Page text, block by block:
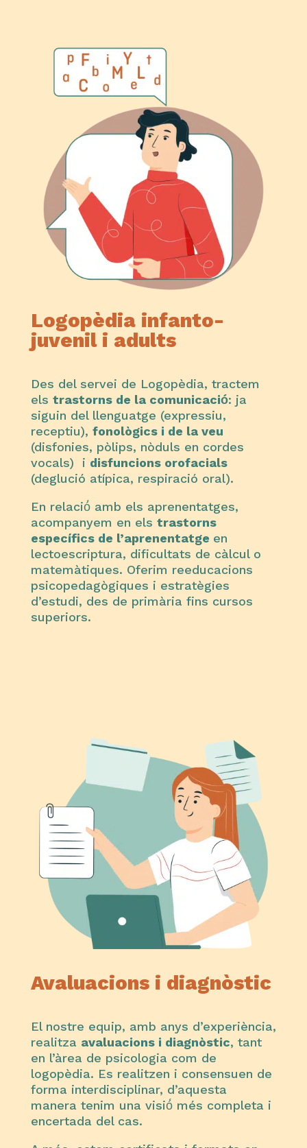
Logopèdia infanto-
juvenil i adults
Des del servei de Logopèdia, tractem
els trastorns de la comunicació́: ja
siguin del llenguatge (expressiu,
receptiu), fonològics i de la veu
(disfonies, pòlips, nòduls en cordes
vocals) i disfuncions orofacials
(deglució atípica, respiració oral).
En relació́ amb els aprenentatges,
acompanyem en els trastorns
específics de l’aprenentatge en
lectoescriptura, dificultats de càlcul o
matemàtiques. Oferim reeducacions
psicopedagògiques i estratègies
d’estudi, des de primària fins cursos
superiors.
Avaluacions i diagnòstic
El nostre equip, amb anys d’experiència,
realitza avaluacions i diagnòstic, tant
en l’àrea de psicologia com de
logopèdia. Es realitzen i consensuen de
forma interdisciplinar, d’aquesta
manera tenim una visió́ més completa i
encertada del cas.